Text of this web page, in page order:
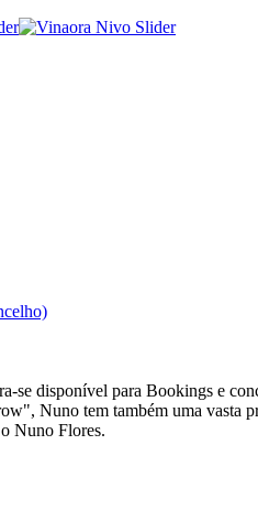
se disponível para Bookings e
Nuno tem também uma vasta
Nuno Flores.